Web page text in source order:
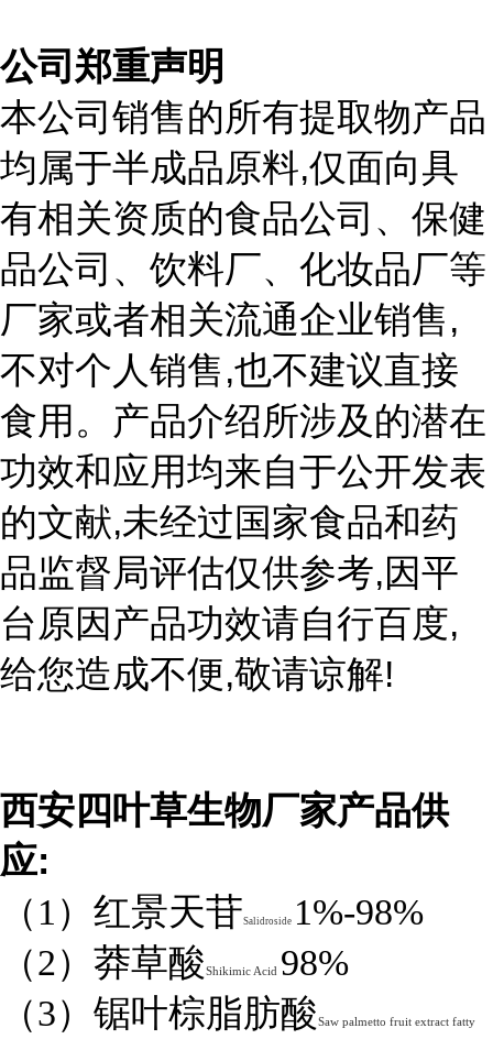
公司郑重声明
本公司销售的所有提取物产品
均属于半成品原料,仅面向具
有相关资质的食品公司、保健
品公司、饮料厂、化妆品厂等
厂家或者相关流通企业销售,
不对个人销售,也不建议直接
食用。产品介绍所涉及的潜在
功效和应用均来自于公开发表
的文献,未经过国家食品和药
品监督局评估仅供参考,因平
台原因产品功效请自行百度,
给您造成不便,敬请谅解!
西安四叶草生物厂家产品供
应:
（1）红景天苷Salidroside 1%-98%
（2）莽草酸Shikimic Acid 98%
（3）锯叶棕脂肪酸Saw palmetto fruit extract fatty